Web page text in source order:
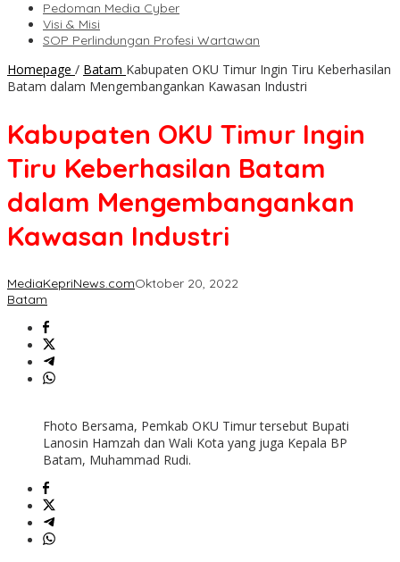
Pedoman Media Cyber
Visi & Misi
SOP Perlindungan Profesi Wartawan
Homepage / Batam Kabupaten OKU Timur Ingin Tiru Keberhasilan
Batam dalam Mengembangankan Kawasan Industri
Kabupaten OKU Timur Ingin
Tiru Keberhasilan Batam
dalam Mengembangankan
Kawasan Industri
MediaKepriNews.comOktober 20, 2022
Batam
Fhoto Bersama, Pemkab OKU Timur tersebut Bupati
Lanosin Hamzah dan Wali Kota yang juga Kepala BP
Batam, Muhammad Rudi.